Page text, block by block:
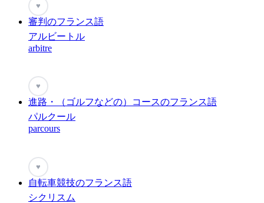
♥
審判のフランス語
アルビートル
arbitre
♥
進路・（ゴルフなどの）コースのフランス語
パルクール
parcours
♥
自転車競技のフランス語
シクリスム